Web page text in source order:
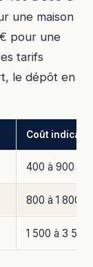
une maison
pour une
tarifs
le dépôt en
Coût indicatif
400 à 900 €
800 à 1 800 €
1 500 à 3 500